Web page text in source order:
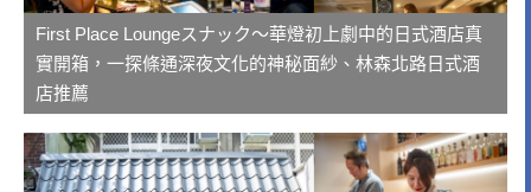
First Place Loungeスナック～華燈初上劇中的日式酒店真
實開箱，一探條通深夜文化的神秘面紗、林森北路日式酒
店推薦